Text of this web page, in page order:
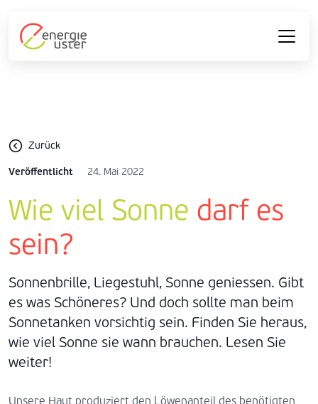
Zurück
Veröffentlicht 24. Mai 2022
Wie viel Sonne darf es
sein?
Sonnenbrille, Liegestuhl, Sonne geniessen. Gibt
es was Schöneres? Und doch sollte man beim
Sonnetanken vorsichtig sein. Finden Sie heraus,
wie viel Sonne sie wann brauchen. Lesen Sie
weiter!
Unsere Haut produziert den Löwenanteil des benötigten